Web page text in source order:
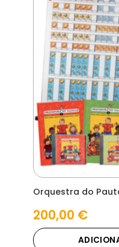
Orquestra do
200,00 €